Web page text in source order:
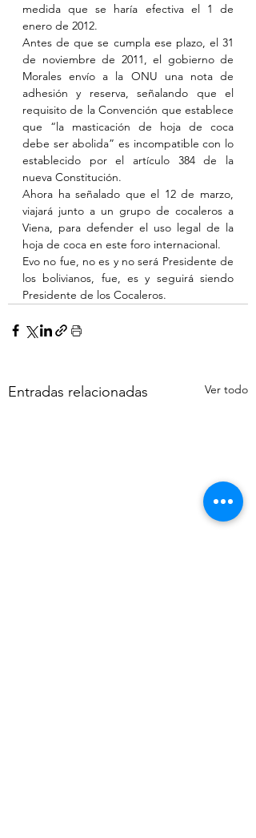
medida que se haría efectiva el 1 de
enero de 2012.
Antes de que se cumpla ese plazo, el 31
de noviembre de 2011, el gobierno de
Morales envío a la ONU una nota de
adhesión y reserva, señalando que el
requisito de la Convención que establece
que “la masticación de hoja de coca
debe ser abolida” es incompatible con lo
establecido por el artículo 384 de la
nueva Constitución.
Ahora ha señalado que el 12 de marzo,
viajará junto a un grupo de cocaleros a
Viena, para defender el uso legal de la
hoja de coca en este foro internacional.
Evo no fue, no es y no será Presidente de
los bolivianos, fue, es y seguirá siendo
Presidente de los Cocaleros.
Entradas relacionadas Ver todo